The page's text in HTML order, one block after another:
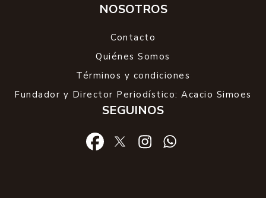
NOSOTROS
Contacto
Quiénes Somos
Términos y condiciones
Fundador y Director Periodístico: Acacio Simoes
SEGUINOS